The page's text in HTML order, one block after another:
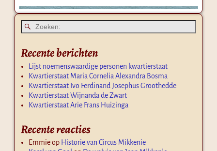
Recente berichten
Lijst noemenswaardige personen kwartierstaat
Kwartierstaat Maria Cornelia Alexandra Bosma
Kwartierstaat Ivo Ferdinand Josephus Groothedde
Kwartierstaat Wijnanda de Zwart
Kwartierstaat Arie Frans Huizinga
Recente reacties
Emmieop Historie van Circus Mikkenie